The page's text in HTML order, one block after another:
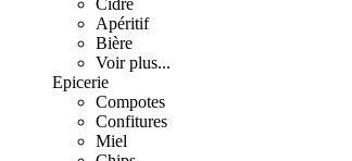
Cidre
Apéritif
Bière
Voir plus...
Epicerie
Compotes
Confitures
Miel